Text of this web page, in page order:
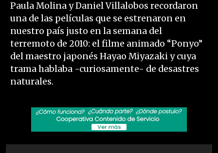
Paula Molina y Daniel Villalobos recordaron
una de las películas que se estrenaron en
nuestro país justo en la semana del
terremoto de 2010: el filme animado “Ponyo”
del maestro japonés Hayao Miyazaki y cuya
trama hablaba -curiosamente- de desastres
naturales.